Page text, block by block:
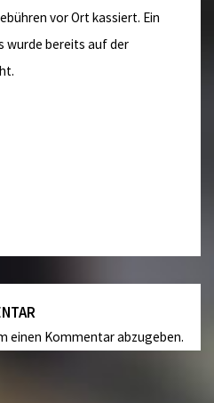
vor Ort kassiert. Ein
wurde bereits auf der
einen Kommentar abzugeben.